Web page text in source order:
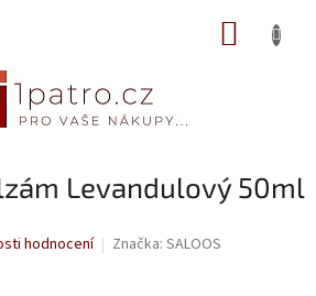
Levandulový 50ml
hodnocení Značka: SALOOS